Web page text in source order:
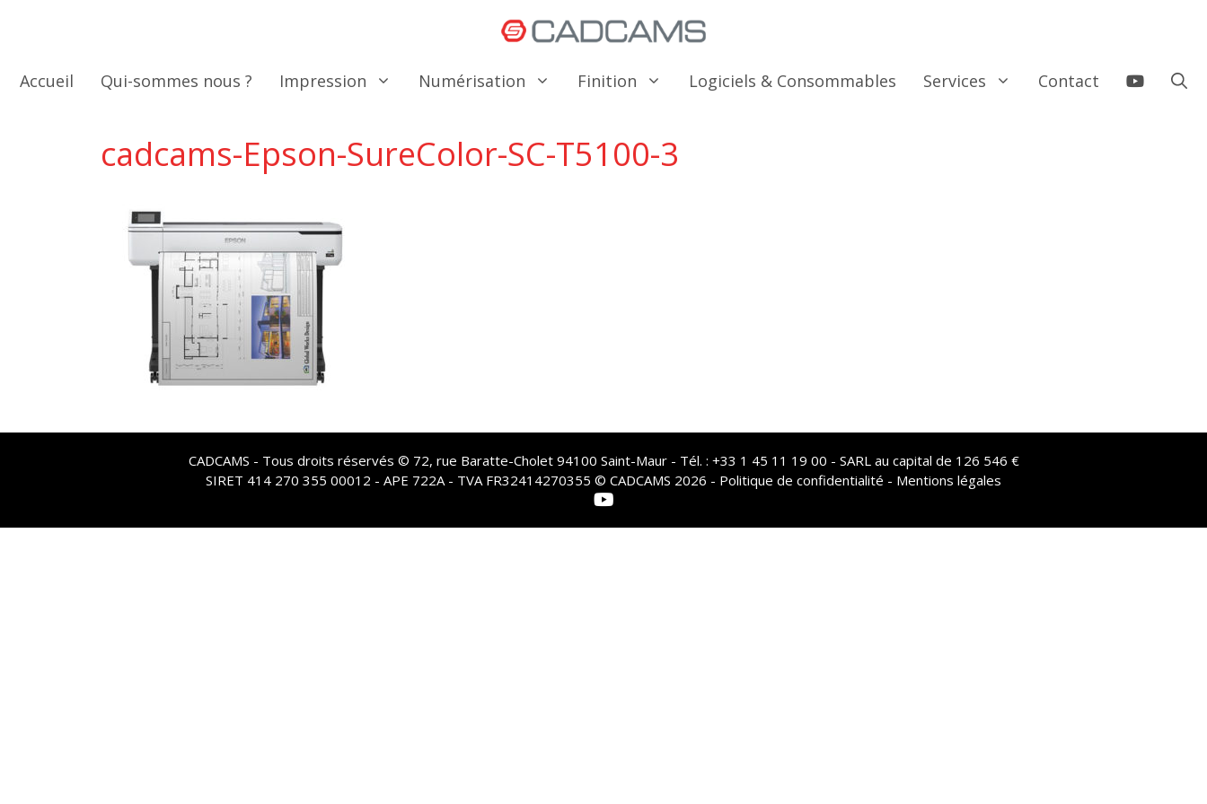
Accueil Qui-sommes nous ? Impression Numérisation Finition Logiciels & Consommables Services Contact
cadcams-Epson-SureColor-SC-T5100-3
CADCAMS - Tous droits réservés © 72, rue Baratte-Cholet 94100 Saint-Maur - Tél. : +33 1 45 11 19 00 - SARL au capital de 126 546 €
SIRET 414 270 355 00012 - APE 722A - TVA FR32414270355 © CADCAMS 2026 - Politique de confidentialité - Mentions légales